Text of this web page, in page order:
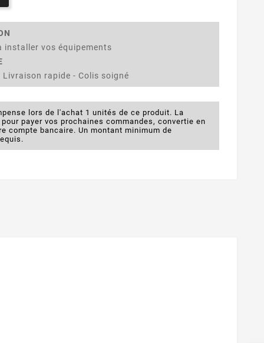
installer vos équipements
rapide - Colis soigné
lors de l'achat 1 unités de ce produit. La
payer vos prochaines commandes, convertie en
compte bancaire. Un montant minimum de